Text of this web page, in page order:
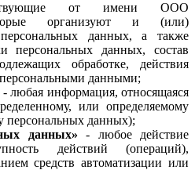
от имени ООО
организуют и (или)
данных, а также
персональных данных, состав
обработке, действия
данными;
- любая информация, относящаяся
или определяемому
персональных данных);
данных» - любое действие
действий (операций),
средств автоматизации или